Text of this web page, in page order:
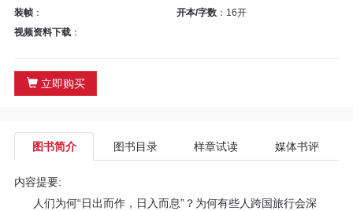
装帧 ： 开本/字数：16开
视频资料下载 ：
立即购买
图书简介 图书目录 样章试读 媒体书评
内容提要:
人们为何“日出而作，日入而息”？为何有些人跨国旅行会深